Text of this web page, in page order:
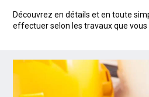
Découvrez en détails et en toute
effectuer selon les travaux que vous